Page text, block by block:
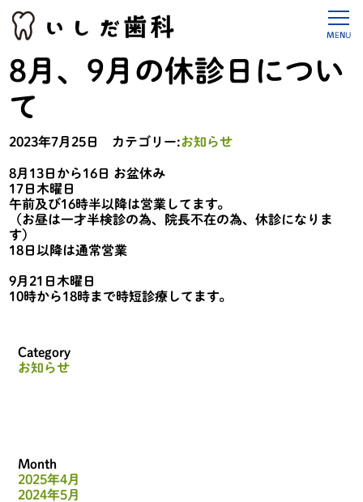
8月、9月の休診日につい
て
2023年7月25日 カテゴリー:お知らせ
8月13日から16日 お盆休み
17日木曜日
午前及び16時半以降は営業してます。
（お昼は一才半検診の為、院長不在の為、休診になりま
す）
18日以降は通常営業
9月21日木曜日
10時から18時まで時短診療してます。
Category
お知らせ
Month
2025年4月
2024年5月